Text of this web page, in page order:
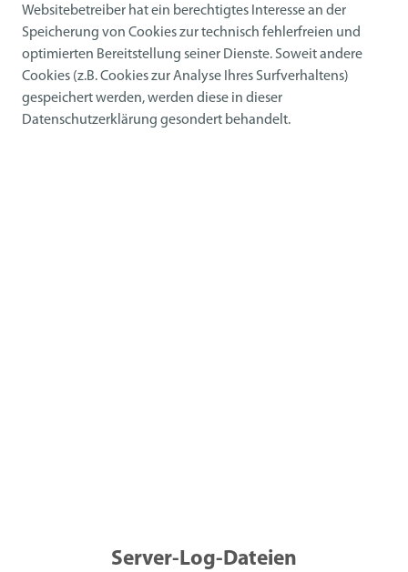
Websitebetreiber hat ein berechtigtes Interesse an der
Speicherung von Cookies zur technisch fehlerfreien und
optimierten Bereitstellung seiner Dienste. Soweit andere
Cookies (z.B. Cookies zur Analyse Ihres Surfverhaltens)
gespeichert werden, werden diese in dieser
Datenschutzerklärung gesondert behandelt.
Server-Log-Dateien